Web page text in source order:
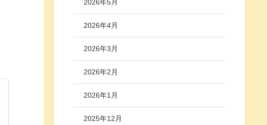
2026年5月
2026年4月
2026年3月
2026年2月
2026年1月
2025年12月